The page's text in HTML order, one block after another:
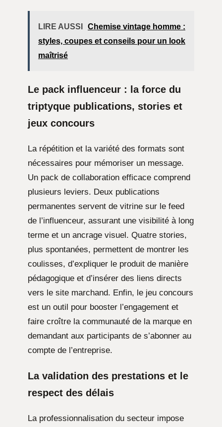
LIRE AUSSI
Chemise vintage homme :
styles, coupes et conseils pour un look
maîtrisé
Le pack influenceur : la force du
triptyque publications, stories et
jeux concours
La répétition et la variété des formats sont
nécessaires pour mémoriser un message.
Un pack de collaboration efficace comprend
plusieurs leviers. Deux publications
permanentes servent de vitrine sur le feed
de l’influenceur, assurant une visibilité à long
terme et un ancrage visuel. Quatre stories,
plus spontanées, permettent de montrer les
coulisses, d’expliquer le produit de manière
pédagogique et d’insérer des liens directs
vers le site marchand. Enfin, le jeu concours
est un outil pour booster l’engagement et
faire croître la communauté de la marque en
demandant aux participants de s’abonner au
compte de l’entreprise.
La validation des prestations et le
respect des délais
La professionnalisation du secteur impose